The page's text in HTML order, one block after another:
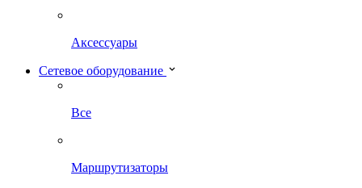
Аксессуары
Сетевое оборудование
Все
Маршрутизаторы